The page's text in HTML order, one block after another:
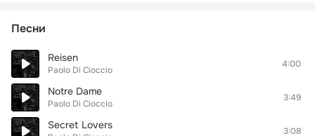
Песни
Reisen
Paolo Di Cioccio
4:00
Notre Dame
Paolo Di Cioccio
3:49
Secret Lovers 3:08